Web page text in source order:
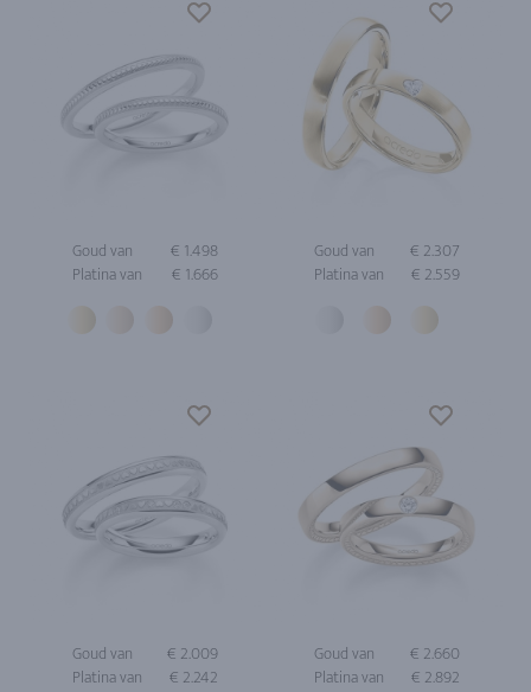
Goud van
€ 1.498
Platina van
€ 1.666
Goud van
€ 2.307
Platina van
€ 2.559
Goud van
€ 2.009
Platina van
€ 2.242
Goud van
€ 2.660
Platina van
€ 2.892